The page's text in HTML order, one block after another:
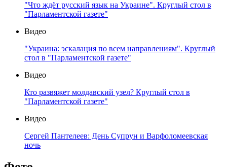
"Что ждёт русский язык на Украине". Круглый стол в
"Парламентской газете"
Видео
"Украина: эскалация по всем направлениям". Круглый
стол в "Парламентской газете"
Видео
Кто развяжет молдавский узел? Круглый стол в
"Парламентской газете"
Видео
Сергей Пантелеев: День Супрун и Варфоломеевская
ночь